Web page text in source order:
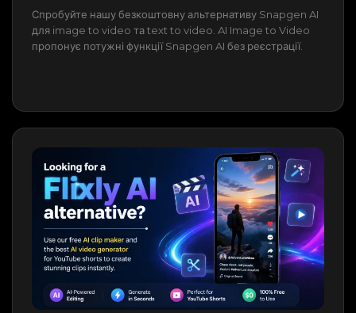
Спробуйте нашу безкоштовну альтернативу Snapgen AI
для image to video та text to video. AI Image to Video
пропонує потужні функції Snapgen AI без реєстрації.